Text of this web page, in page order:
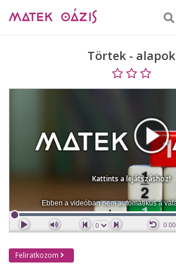
Törtek - alapok
Kattints a lejátszáshoz!
Ebben a videóban nem automatikus a
0:00
Feliratkozom